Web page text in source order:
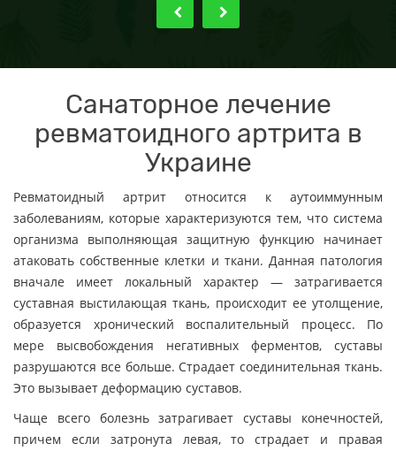
Санаторное лечение
ревматоидного артрита в
Украине
Ревматоидный артрит относится к аутоиммунным
заболеваниям, которые характеризуются тем, что система
организма выполняющая защитную функцию начинает
атаковать собственные клетки и ткани. Данная патология
вначале имеет локальный характер — затрагивается
суставная выстилающая ткань, происходит ее утолщение,
образуется хронический воспалительный процесс. По
мере высвобождения негативных ферментов, суставы
разрушаются все больше. Страдает соединительная ткань.
Это вызывает деформацию суставов.
Чаще всего болезнь затрагивает суставы конечностей,
причем если затронута левая, то страдает и правая